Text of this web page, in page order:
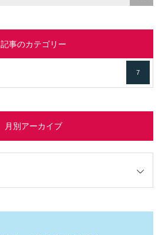
記事のカテゴリー
7
月別アーカイブ